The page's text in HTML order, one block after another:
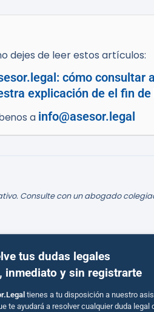
dejes de leer estos artículos:
cómo consultar
explicación de el fin
a info@asesor.legal
Consulte con un abogado
tus dudas legales
inmediato y sin registrarte
tienes a tu disposición a nuestro
te ayudará a resolver cualquier duda legal